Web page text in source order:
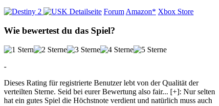
Detailseite ForumAmazon* Xbox Store
Wie bewertest du das Spiel?
-
Dieses Rating für registrierte Benutzer lebt von der Qualität der
verteilten Sterne. Seid bei eurer Bewertung also fair... [+]: Nur selten
hat ein gutes Spiel die Höchstnote verdient und natürlich muss auch